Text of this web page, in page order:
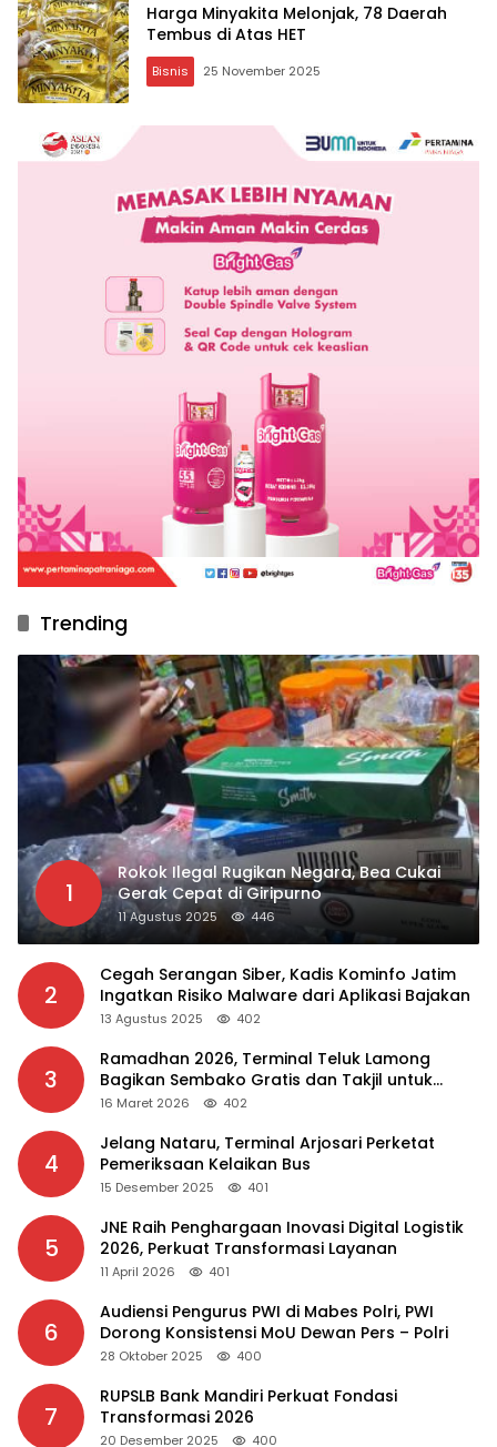
Harga Minyakita Melonjak, 78 Daerah
Tembus di Atas HET
Bisnis 25 November 2025
Trending
1
Rokok Ilegal Rugikan Negara, Bea Cukai
Gerak Cepat di Giripurno
11 Agustus 2025 446
2
Cegah Serangan Siber, Kadis Kominfo Jatim
Ingatkan Risiko Malware dari Aplikasi Bajakan
13 Agustus 2025 402
3
Ramadhan 2026, Terminal Teluk Lamong
Bagikan Sembako Gratis dan Takjil untuk
Masyarakat
16 Maret 2026 402
4
Jelang Nataru, Terminal Arjosari Perketat
Pemeriksaan Kelaikan Bus
15 Desember 2025 401
5
JNE Raih Penghargaan Inovasi Digital Logistik
2026, Perkuat Transformasi Layanan
11 April 2026 401
6
Audiensi Pengurus PWI di Mabes Polri, PWI
Dorong Konsistensi MoU Dewan Pers – Polri
28 Oktober 2025 400
7
RUPSLB Bank Mandiri Perkuat Fondasi
Transformasi 2026
20 Desember 2025 400